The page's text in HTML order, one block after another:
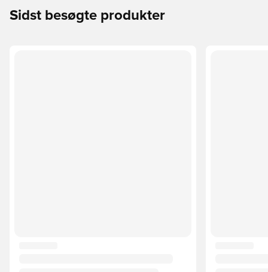
Sidst besøgte produkter